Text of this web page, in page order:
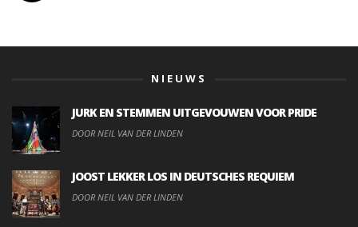
NIEUWS
JURK EN STEMMEN UITGEVOUWEN VOOR PRIDE
DOOR NEIL VAN DER LINDEN
JOOST LEKKER LOS IN DEUTSCHES REQUIEM
DOOR NEIL VAN DER LINDEN